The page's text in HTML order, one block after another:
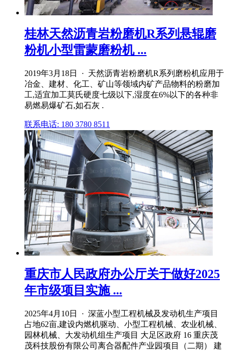
桂林天然沥青岩粉磨机R系列悬辊磨
粉机小型雷蒙磨粉机 ...
2019年3月18日 · 天然沥青岩粉磨机R系列磨粉机应用于
冶金、建材、化工、矿山等领域内矿产品物料的粉磨加
工,适宜加工莫氏硬度七级以下,湿度在6%以下的各种非
易燃易爆矿石,如石灰 .
联系电话: 180 3780 8511
重庆市人民政府办公厅关于做好2025
年市级项目实施 ...
2025年4月10日 · 深蓝小型工程机械及发动机生产项目
占地62亩,建设内燃机驱动、小型工程机械、农业机械、
园林机械、大发动机组生产项目 大足区政府 16 重庆茂
茂科技股份有限公司离合器配件产业园项目（二期） 建